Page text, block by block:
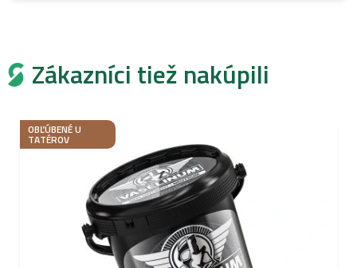
Zákazníci tiež nakúpili
OBĽÚBENÉ U
TATÉROV